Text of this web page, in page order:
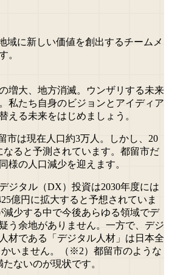
域に新しい価値を創出するチームメ
。
増大、地方消滅。ウンザリする未来
私たち自身のビジョンとアイディア
える未来をはじめましょう。
市は現在人口約3万人。しかし、20
ると予測されています。都留市だ
様の人口減少を迎えます。
ジタル（DX）投資は2030年度には
億円に拡大すると予想されていま
少する中で今後あらゆる領域でデ
う余地がありません。一方で、デジ
材である「デジタル人材」は日本全
いません。（※2）都留市のような
ないのが現状です。